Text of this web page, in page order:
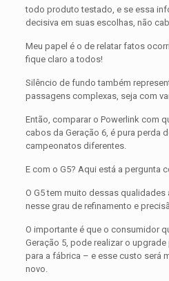
todo produto testado, e se essa
decisiva em suas escolhas, não
Meu papel é o de relatar fatos
fique claro a todos!
Silêncio de fundo também
passagens complexas, seja com
Então, comparar o Powerlink com
cabos da Geração 6, é pura perda
campeonatos diferentes.
E com o G5? Aqui está a pergunta
O G5 tem muito dessas qualidades
nesse grau de refinamento e
O importante é que o consumidor
Geração 5, pode realizar o
para a fábrica – e esse custo será
novo.